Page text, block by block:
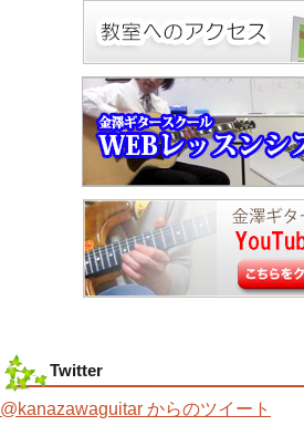
Twitter
@kanazawaguitar からのツイート